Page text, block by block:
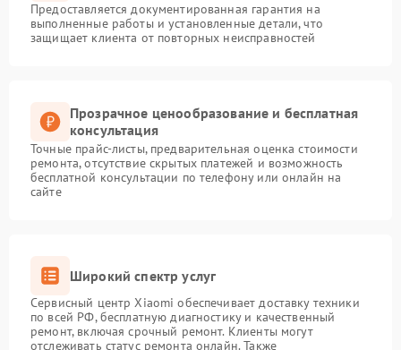
Предоставляется документированная гарантия на
выполненные работы и установленные детали, что
защищает клиента от повторных неисправностей
Прозрачное ценообразование и бесплатная
консультация
Точные прайс-листы, предварительная оценка стоимости
ремонта, отсутствие скрытых платежей и возможность
бесплатной консультации по телефону или онлайн на
сайте
Широкий спектр услуг
Сервисный центр Xiaomi обеспечивает доставку техники
по всей РФ, бесплатную диагностику и качественный
ремонт, включая срочный ремонт. Клиенты могут
отслеживать статус ремонта онлайн. Также